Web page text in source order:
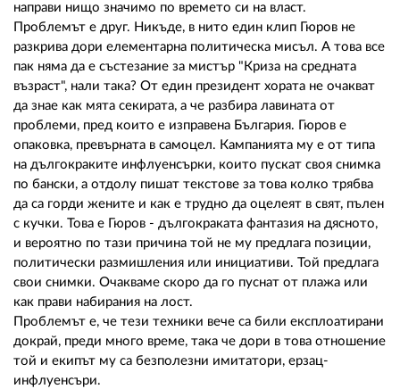
направи нищо значимо по времето си на власт.
Проблемът е друг. Никъде, в нито един клип Гюров не
разкрива дори елементарна политическа мисъл. А това все
пак няма да е състезание за мистър "Криза на средната
възраст", нали така? От един президент хората не очакват
да знае как мята секирата, а че разбира лавината от
проблеми, пред които е изправена България. Гюров е
опаковка, превърната в самоцел. Кампанията му е от типа
на дългокраките инфлуенсърки, които пускат своя снимка
по бански, а отдолу пишат текстове за това колко трябва
да са горди жените и как е трудно да оцелеят в свят, пълен
с кучки. Това е Гюров - дългокраката фантазия на дясното,
и вероятно по тази причина той не му предлага позиции,
политически размишления или инициативи. Той предлага
свои снимки. Очакваме скоро да го пуснат от плажа или
как прави набирания на лост.
Проблемът е, че тези техники вече са били експлоатирани
докрай, преди много време, така че дори в това отношение
той и екипът му са безполезни имитатори, ерзац-
инфлуенсъри.